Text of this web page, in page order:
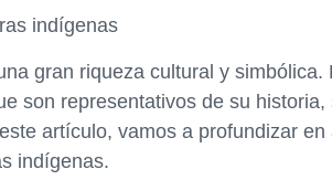
indígenas
gran riqueza cultural y simbólica.
son representativos de su
artículo, vamos a profundizar
indígenas.